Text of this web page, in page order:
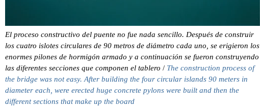
El proceso constructivo del puente no fue nada sencillo. Después de construir
los cuatro islotes circulares de 90 metros de diámetro cada uno, se erigieron los
enormes pilones de hormigón armado y a continuación se fueron construyendo
las diferentes secciones que componen el tablero / The construction process of
the bridge was not easy. After building the four circular islands 90 meters in
diameter each, were erected huge concrete pylons were built and then the
different sections that make up the board